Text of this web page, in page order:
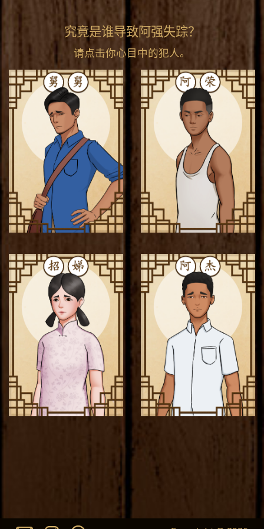
究竟是谁导致阿强失踪？
请点击你心目中的犯人。